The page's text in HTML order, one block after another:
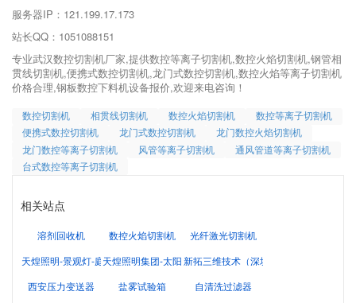
服务器IP：121.199.17.173
站长QQ：1051088151
专业武汉数控切割机厂家,提供数控等离子切割机,数控火焰切割机,钢管相
贯线切割机,便携式数控切割机,龙门式数控切割机,数控火焰等离子切割机
价格合理,钢板数控下料机设备报价,欢迎来电咨询！
数控切割机 相贯线切割机 数控火焰切割机
数控等离子切割机
便携式数控切割机
龙门式数控切割机
龙门数控火焰切割机
龙门数控等离子切割机
风管等离子切割机
通风管道等离子切割机
台式数控等离子切割机
相关站点
溶剂回收机 数控火焰切割机
光纤激光切割机
天煌照明-景观灯-庭院灯-草坪灯-路灯厂家
天煌照明集团-太阳能路灯厂家新拓三维技术（深圳）有限公司
西安压力变送器
盐雾试验箱
自清洗过滤器